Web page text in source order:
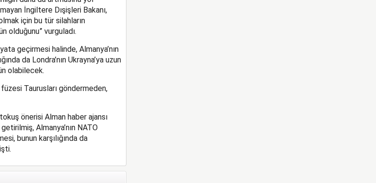
İngiltere Dışişleri Bakanı,
için bu tür silahların
olduğunu” vurguladı.
geçirmesi halinde, Almanya’nın
da Londra’nın Ukrayna’ya uzun
olabilecek.
Taurusları göndermeden,
önerisi Alman haber ajansı
Almanya’nın NATO
bunun karşılığında da